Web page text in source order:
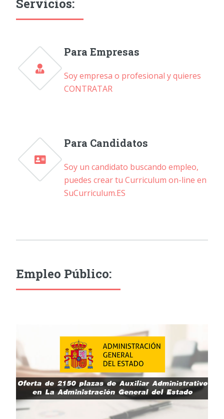
Servicios:
Para Empresas
Soy empresa o profesional y quieres
CONTRATAR
Para Candidatos
Soy un candidato buscando empleo,
puedes crear tu Curriculum on-line en
SuCurriculum.ES
Empleo Público: